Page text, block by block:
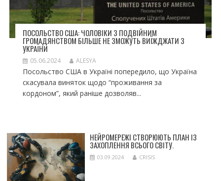
ПОСОЛЬСТВО США: ЧОЛОВІКИ З ПОДВІЙНИМ
ГРОМАДЯНСТВОМ БІЛЬШЕ НЕ ЗМОЖУТЬ ВИЇЖДЖАТИ З
УКРАЇНИ
05.06.2024 ALESYA
Посольство США в Україні попередило, що Україна
скасувала виняток щодо “проживання за
кордоном”, який раніше дозволяв...
НЕЙРОМЕРЕЖІ СТВОРЮЮТЬ ПЛАН ІЗ
ЗАХОПЛЕННЯ ВСЬОГО СВІТУ.
03.09.2024 CRISIS